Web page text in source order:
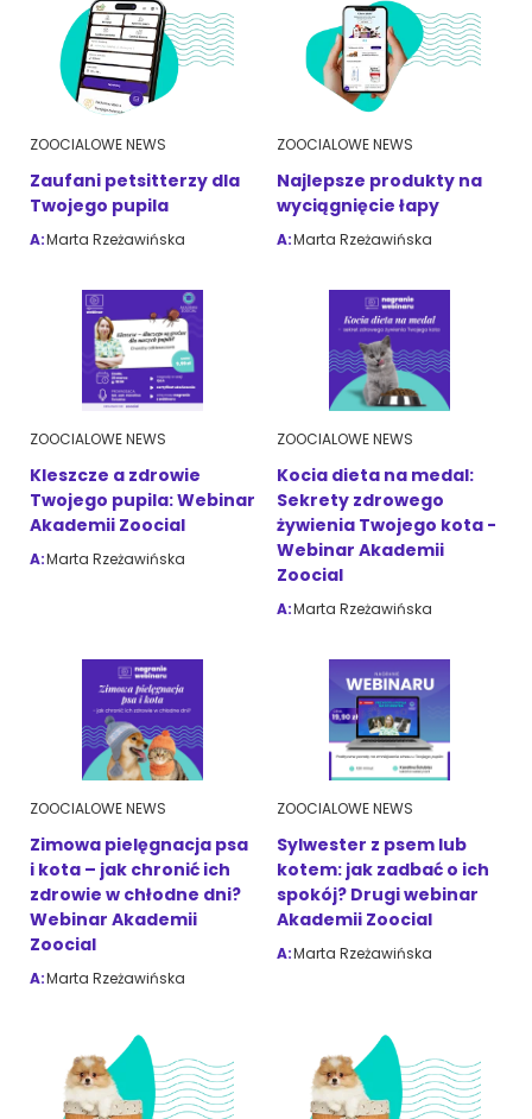
ZOOCIALOWE NEWS
Zaufani petsitterzy dla
Twojego pupila
A:Marta Rzeżawińska
ZOOCIALOWE NEWS
Najlepsze produkty na
wyciągnięcie łapy
A:Marta Rzeżawińska
ZOOCIALOWE NEWS
Kleszcze a zdrowie
Twojego pupila: Webinar
Akademii Zoocial
A:Marta Rzeżawińska
ZOOCIALOWE NEWS
Kocia dieta na medal:
Sekrety zdrowego
żywienia Twojego kota -
Webinar Akademii
Zoocial
A:Marta Rzeżawińska
ZOOCIALOWE NEWS
Zimowa pielęgnacja psa
i kota – jak chronić ich
zdrowie w chłodne dni?
Webinar Akademii
Zoocial
A:Marta Rzeżawińska
ZOOCIALOWE NEWS
Sylwester z psem lub
kotem: jak zadbać o ich
spokój? Drugi webinar
Akademii Zoocial
A:Marta Rzeżawińska